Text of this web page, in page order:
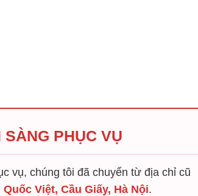
PHỤC VỤ
vụ, chúng tôi đã chuyển từ địa chỉ cũ
Quốc Việt, Cầu Giấy, Hà Nội.